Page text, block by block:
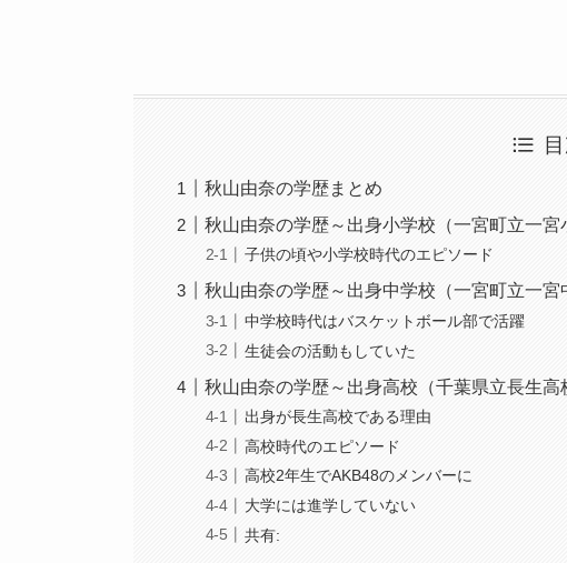
秋山由奈の学歴まとめ
秋山由奈の学歴～出身小学校（一宮町立一宮
子供の頃や小学校時代のエピソード
秋山由奈の学歴～出身中学校（一宮町立一宮
中学校時代はバスケットボール部で活躍
生徒会の活動もしていた
秋山由奈の学歴～出身高校（千葉県立長生高
出身が長生高校である理由
高校時代のエピソード
高校2年生でAKB48のメンバーに
大学には進学していない
共有: